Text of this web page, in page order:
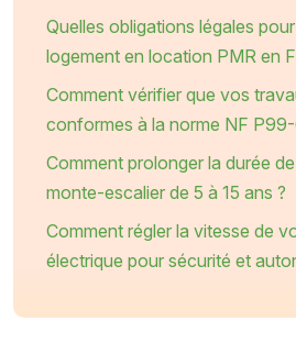
Quelles obligations légales
logement en location PMR en
Comment vérifier que vos
conformes à la norme NF P99-
Comment prolonger la durée
monte-escalier de 5 à 15 ans ?
Comment régler la vitesse de
électrique pour sécurité et